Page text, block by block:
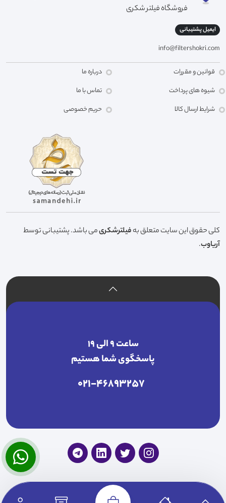
فروشگاه فیلتر شکری
ایمیل پشتیبانی
info@filtershokri.com
قوانین و مقررات
شیوه های پرداخت
شرایط ارسال کالا
درباره ما
تماس با ما
حریم خصوصی
کلی حقوق این سایت متعلق بهفیلترشکریمی باشد. پشتیبانی توسط
آریاوب.
ساعت ۹ الی ۱۹
پاسخگوی شما هستیم
021-46893257